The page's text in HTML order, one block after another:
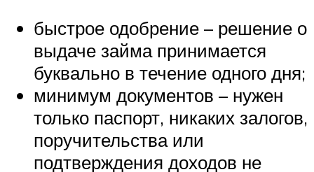
быстрое одобрение – решение о
выдаче займа принимается
буквально в течение одного дня;
минимум документов – нужен
только паспорт, никаких залогов,
поручительства или
подтверждения доходов не